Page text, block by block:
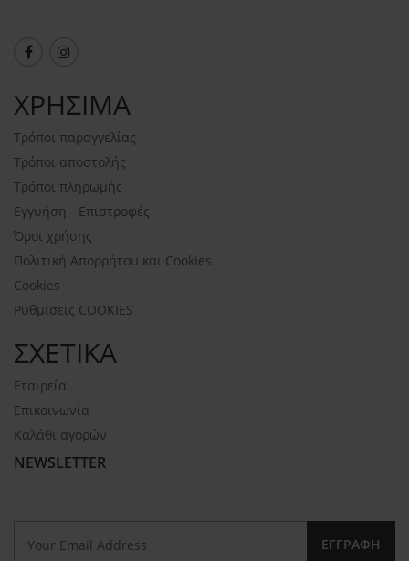
ΧΡΗΣΙΜΑ
Τρόποι παραγγελίας
Τρόποι αποστολής
Τρόποι πληρωμής
Εγγυήση - Επιστροφές
Όροι χρήσης
Πολιτική Απορρήτου και Cookies
Cookies
Ρυθμίσεις COOKIES
ΣΧΕΤΙΚΑ
Εταιρεία
Επικοινωνία
Καλάθι αγορών
NEWSLETTER
ΕΓΓΡΑΦΉ